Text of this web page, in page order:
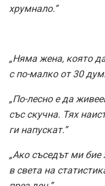
хрумнало.”
„Няма жена, която
с по-малко от 30
„По-лесно е да
със скучна. Тях
ги напускат.”
„Ако съседът ми бие
в света на